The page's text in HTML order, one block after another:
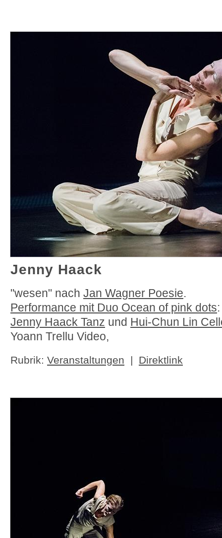
Jenny Haack
"wesen" nach Jan Wagner Poesie.
Performance mit Duo Ocean of pink dots
Jenny Haack Tanz und Hui-Chun Lin
Yoann Trellu Video,
Rubrik: Veranstaltungen | Direktlink